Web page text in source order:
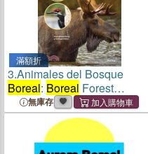
滿額折
3.Animales del Bosque
Boreal: Boreal Forest
Animals
無庫存